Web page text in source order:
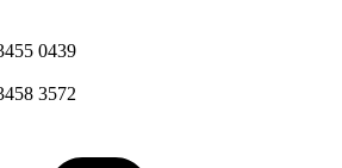
0439
3572